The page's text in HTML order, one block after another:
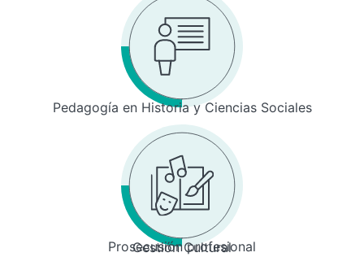
Pedagogía en Historia y Ciencias Sociales
Prosecusión profesional
Gestión Cultural